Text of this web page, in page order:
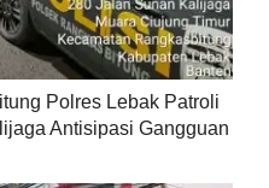
Polres Lebak Patroli
Antisipasi Gangguan